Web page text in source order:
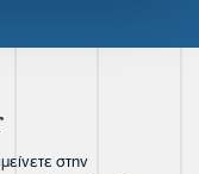
στην